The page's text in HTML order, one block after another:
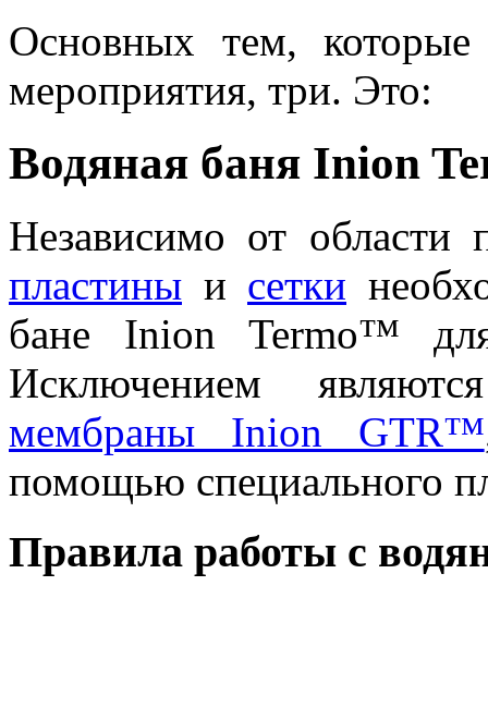
Основных тем,
мероприятия, три. Это:
Водяная баня Inion
Независимо от области
пластины и сетки
бане Inion Termo™
Исключением
мембраны Inion GTR™
помощью специального
Правила работы с